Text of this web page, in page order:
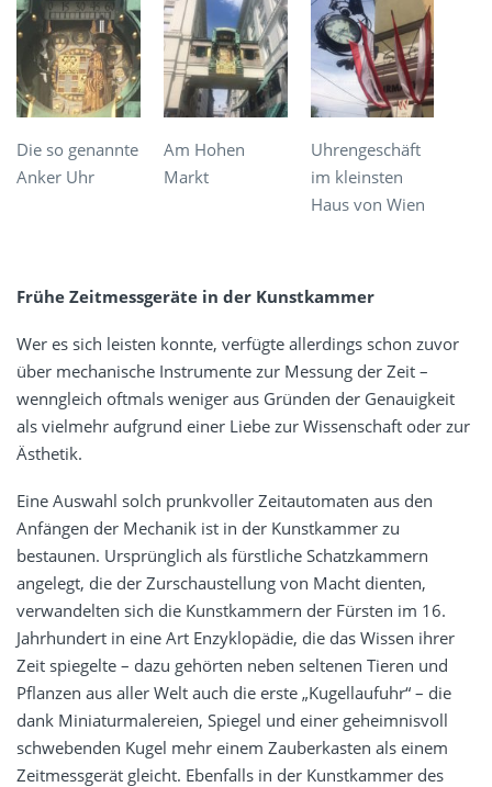
Die so genannte
Anker Uhr
Am Hohen
Markt
Uhrengeschäft
im kleinsten
Haus von Wien
Frühe Zeitmessgeräte in der Kunstkammer
Wer es sich leisten konnte, verfügte allerdings schon zuvor
über mechanische Instrumente zur Messung der Zeit –
wenngleich oftmals weniger aus Gründen der Genauigkeit
als vielmehr aufgrund einer Liebe zur Wissenschaft oder zur
Ästhetik.
Eine Auswahl solch prunkvoller Zeitautomaten aus den
Anfängen der Mechanik ist in der Kunstkammer zu
bestaunen. Ursprünglich als fürstliche Schatzkammern
angelegt, die der Zurschaustellung von Macht dienten,
verwandelten sich die Kunstkammern der Fürsten im 16.
Jahrhundert in eine Art Enzyklopädie, die das Wissen ihrer
Zeit spiegelte – dazu gehörten neben seltenen Tieren und
Pflanzen aus aller Welt auch die erste „Kugellaufuhr“ – die
dank Miniaturmalereien, Spiegel und einer geheimnisvoll
schwebenden Kugel mehr einem Zauberkasten als einem
Zeitmessgerät gleicht. Ebenfalls in der Kunstkammer des